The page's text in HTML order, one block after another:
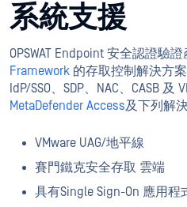
系統支援
OPSWAT Endpoint 安全認證驗
Framework 的存取控制解決方案
IdP/SSO、SDP、NAC、CASB 及
MetaDefender Access及下列解
VMware UAG/地平線
賽門鐵克安全存取 雲端
具有Single Sign-On 應用